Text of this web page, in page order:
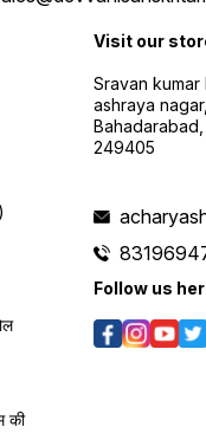
की
Visit our
Sravan kumar
ashraya
249405
Follow us